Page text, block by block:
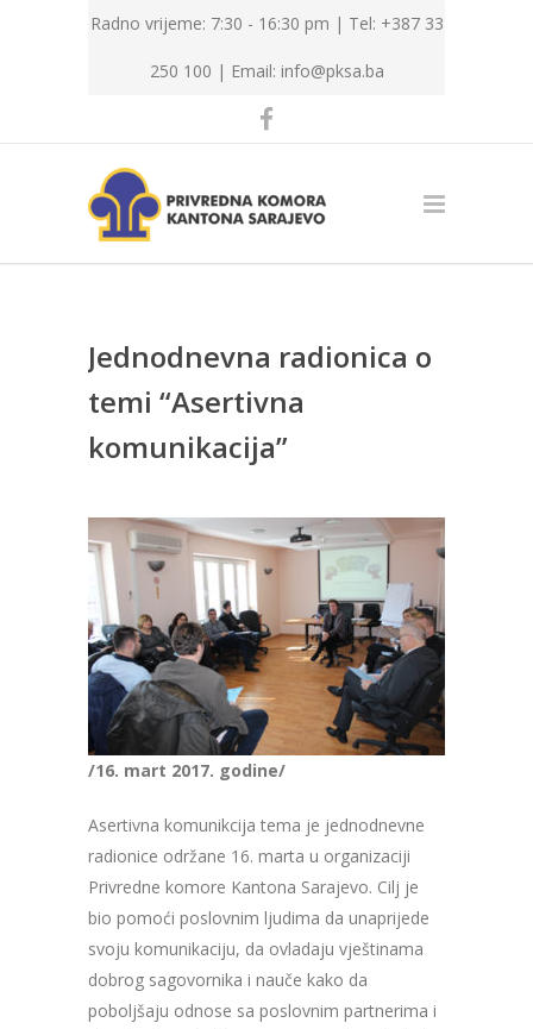
Radno vrijeme: 7:30 - 16:30 pm | Tel: +387 33
250 100 | Email: info@pksa.ba
Jednodnevna radionica o
temi “Asertivna
komunikacija”
/16. mart 2017. godine/
Asertivna komunikcija tema je jednodnevne
radionice održane 16. marta u organizaciji
Privredne komore Kantona Sarajevo. Cilj je
bio pomoći poslovnim ljudima da unaprijede
svoju komunikaciju, da ovladaju vještinama
dobrog sagovornika i nauče kako da
poboljšaju odnose sa poslovnim partnerima i